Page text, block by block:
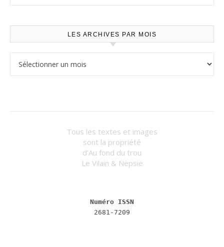
LES ARCHIVES PAR MOIS
Tous les textes et images
sont la propriété
d’Au fond du trou
Le Vilain & Nepsie
Numéro ISSN
2681-7209